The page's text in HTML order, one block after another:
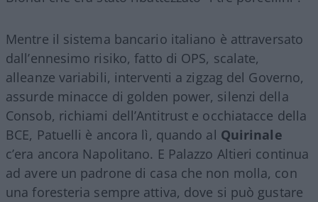
Mentre il sistema bancario italiano è attraversato
dall’ennesimo risiko, fatto di OPS, scalate,
alleanze variabili, interventi a zigzag del Governo,
assurde minacce di golden power, silenzi della
Consob, richiami dell’Antitrust e occhiatacce della
BCE, Patuelli è ancora lì, quando al Quirinale
c’era ancora Napolitano. E Palazzo Altieri continua
ad avere un padrone di casa che non molla, con
una foresteria sempre attiva, dove si può gustare